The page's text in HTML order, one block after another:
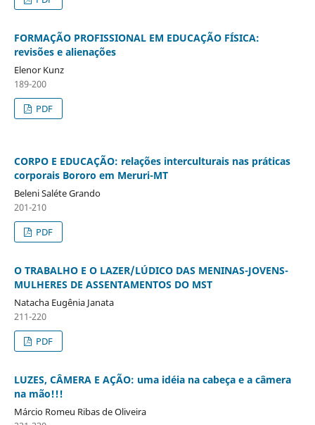
FORMAÇÃO PROFISSIONAL EM EDUCAÇÃO FÍSICA:
revisões e alienações
Elenor Kunz
189-200
PDF
CORPO E EDUCAÇÃO: relações interculturais nas práticas
corporais Bororo em Meruri-MT
Beleni Saléte Grando
201-210
PDF
O TRABALHO E O LAZER/LÚDICO DAS MENINAS-JOVENS-
MULHERES DE ASSENTAMENTOS DO MST
Natacha Eugênia Janata
211-220
PDF
LUZES, CÂMERA E AÇÃO: uma idéia na cabeça e a câmera
na mão!!!
Márcio Romeu Ribas de Oliveira